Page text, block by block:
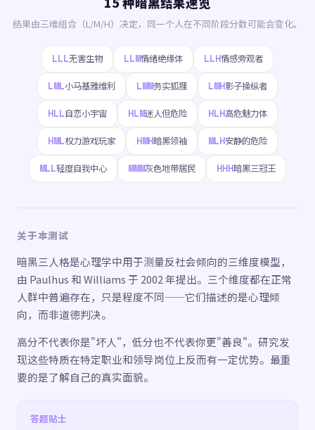
结果由三维组合（L/M/H）决定，同一个人在不同阶段分数可能会变化。
LLL无害生物 LLM情绪绝缘体 LLH情感旁观者
LML小马基雅维利 LMM务实狐狸 LMH影子操纵者
HLL自恋小宇宙 HLM迷人但危险 HLH高危魅力体
HML权力游戏玩家 HMH暗黑领袖 MLH安静的危险
MLL轻度自我中心 MMM灰色地带居民 HHH暗黑三冠王
关于本测试
暗黑三人格是心理学中用于测量反社会倾向的三维度模型，
由 Paulhus 和 Williams 于 2002 年提出。三个维度都在正常
人群中普遍存在，只是程度不同——它们描述的是心理倾
向，而非道德判决。
高分不代表你是"坏人"，低分也不代表你更"善良"。研究发
现这些特质在特定职业和领导岗位上反而有一定优势。最重
要的是了解自己的真实面貌。
答题贴士